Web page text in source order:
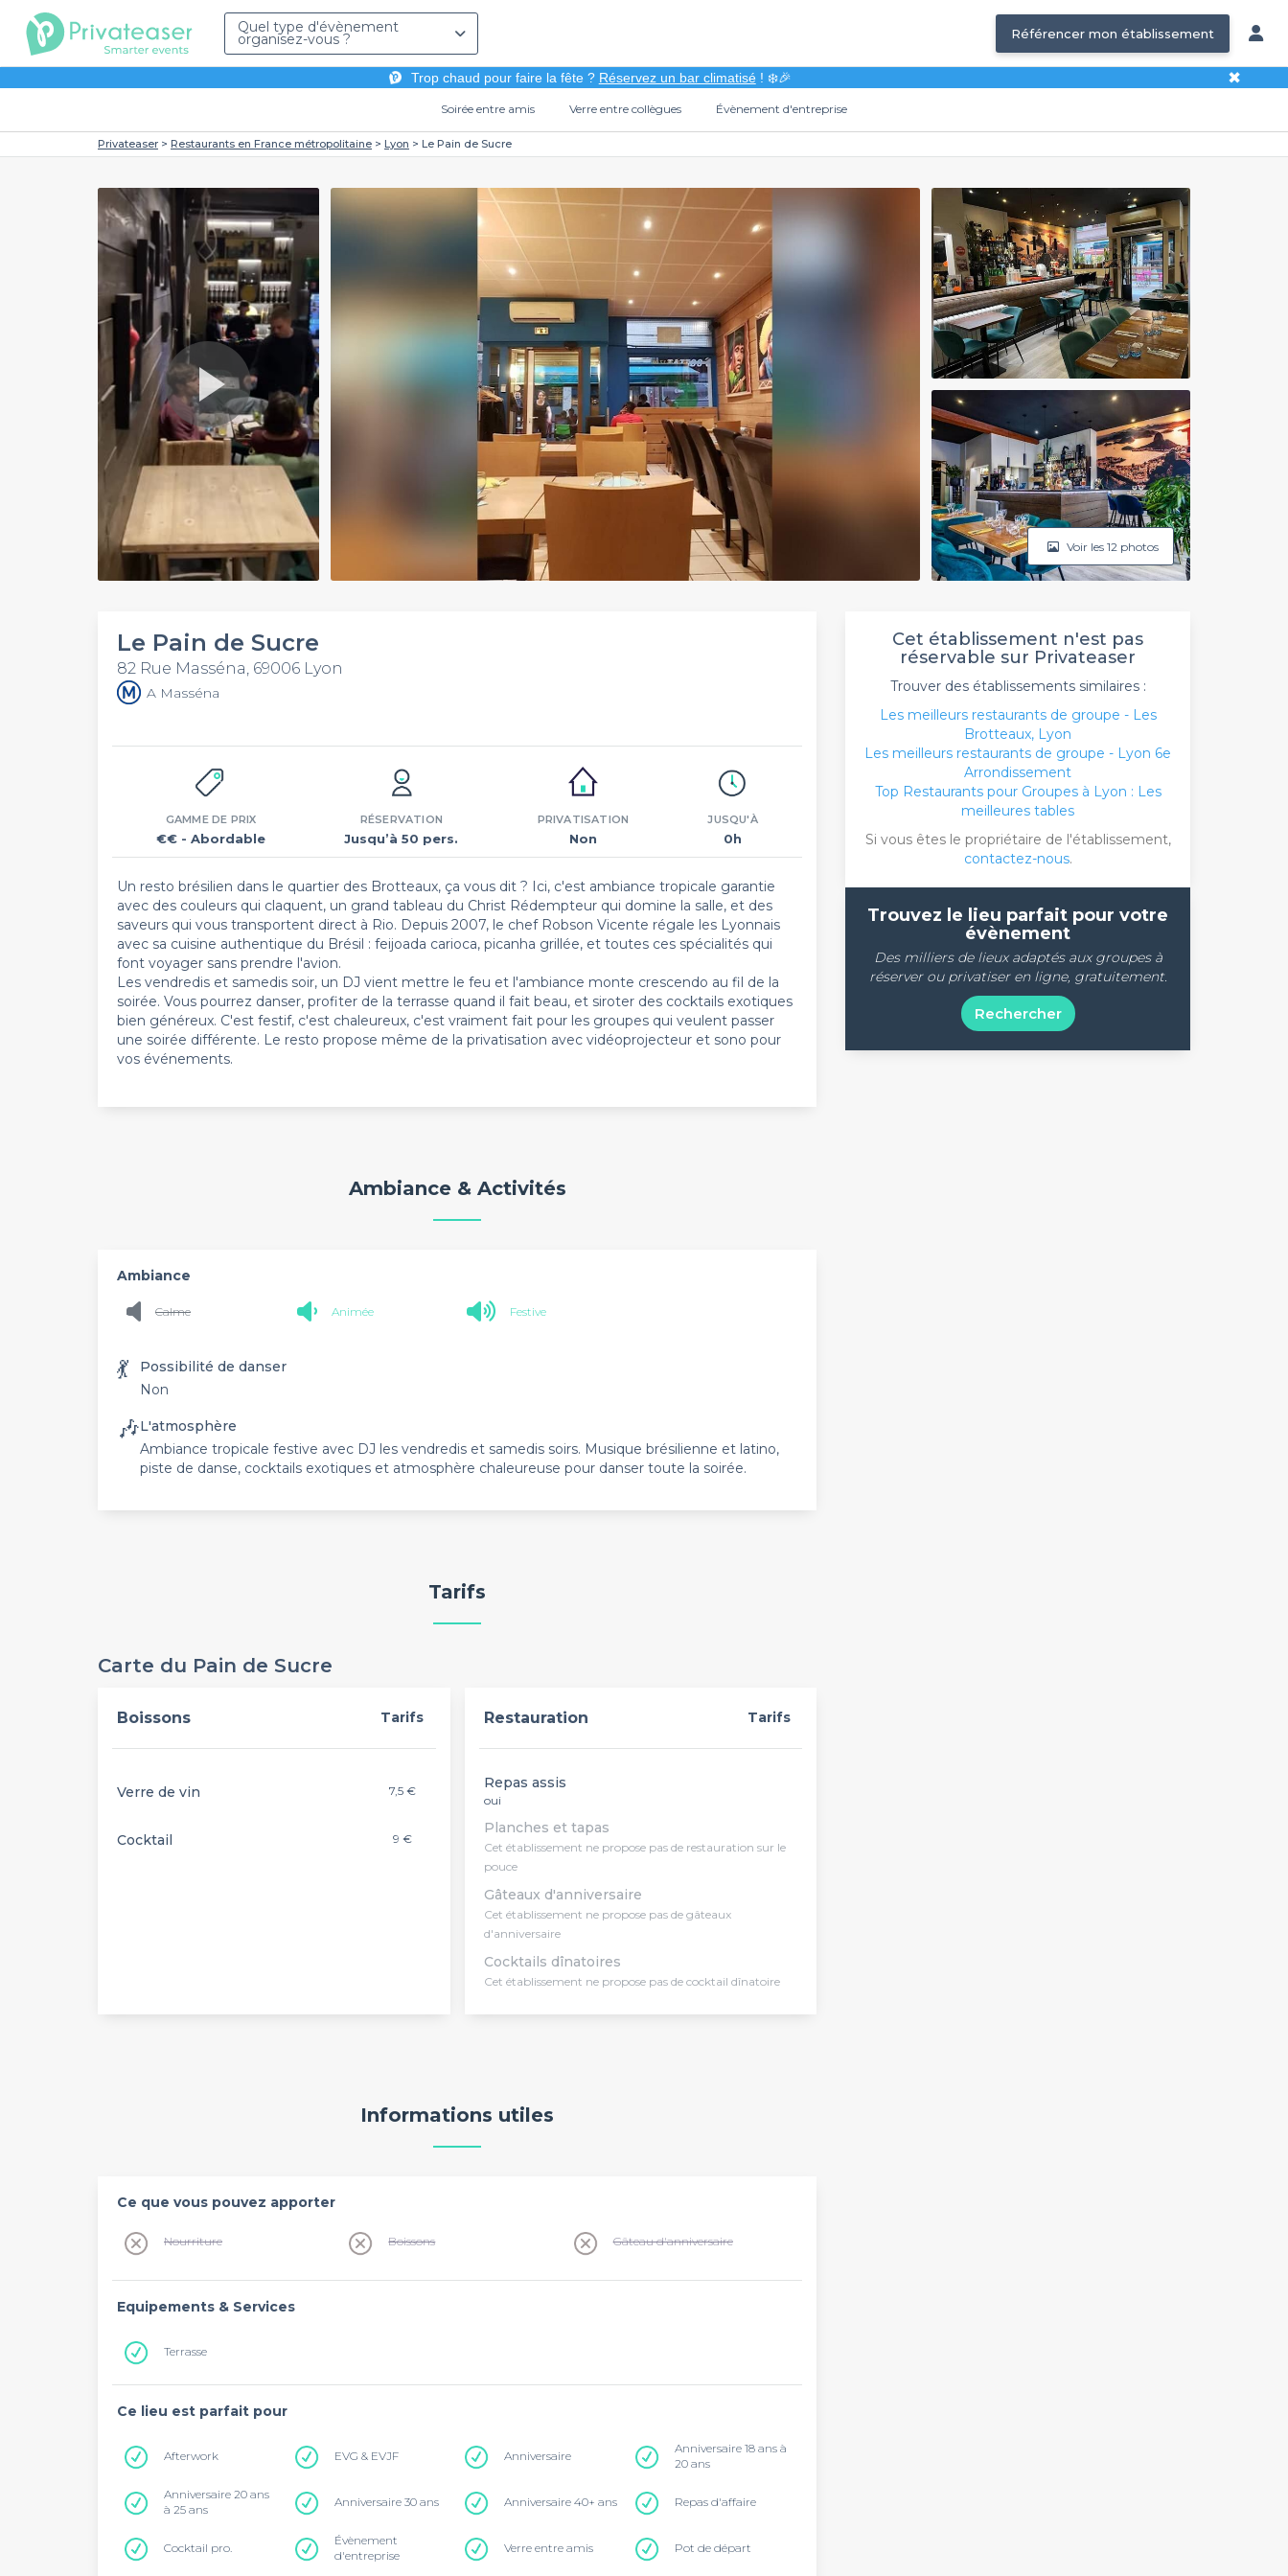
Quel type d'évènement
organisez-vous ? Référencer mon établissement
Trop chaud pour faire la fête ? Réservez un bar climatisé! ❄️🎉 ✖
Soirée entre amis Verre entre collègues Évènement d'entreprise
Privateaser Restaurants en France métropolitaine Lyon Le Pain de Sucre
Play
Video
Voir les 12 photos
Le Pain de Sucre
82 Rue Masséna, 69006 Lyon
A Masséna
GAMME DE PRIX
€€ - Abordable
RÉSERVATION
Jusqu’à 50 pers.
PRIVATISATION
Non
JUSQU'À
0h
Un resto brésilien dans le quartier des Brotteaux, ça vous dit ? Ici, c'est ambiance tropicale garantie
avec des couleurs qui claquent, un grand tableau du Christ Rédempteur qui domine la salle, et des
saveurs qui vous transportent direct à Rio. Depuis 2007, le chef Robson Vicente régale les Lyonnais
avec sa cuisine authentique du Brésil : feijoada carioca, picanha grillée, et toutes ces spécialités qui
font voyager sans prendre l'avion.
Les vendredis et samedis soir, un DJ vient mettre le feu et l'ambiance monte crescendo au fil de la
soirée. Vous pourrez danser, profiter de la terrasse quand il fait beau, et siroter des cocktails exotiques
bien généreux. C'est festif, c'est chaleureux, c'est vraiment fait pour les groupes qui veulent passer
une soirée différente. Le resto propose même de la privatisation avec vidéoprojecteur et sono pour
vos événements.
Ambiance & Activités
Ambiance
Calme Animée Festive
💃
Possibilité de danser
Non
🎶L'atmosphère
Ambiance tropicale festive avec DJ les vendredis et samedis soirs. Musique brésilienne et latino,
piste de danse, cocktails exotiques et atmosphère chaleureuse pour danser toute la soirée.
Tarifs
Carte du Pain de Sucre
Boissons Tarifs
Verre de vin 7,5 €
Cocktail 9 €
Restauration Tarifs
Repas assis
oui
Planches et tapas
Cet établissement ne propose pas de restauration sur le
pouce
Gâteaux d'anniversaire
Cet établissement ne propose pas de gâteaux
d'anniversaire
Cocktails dînatoires
Cet établissement ne propose pas de cocktail dînatoire
Informations utiles
Ce que vous pouvez apporter
Nourriture Boissons Gâteau d'anniversaire
Equipements & Services
Terrasse
Ce lieu est parfait pour
Afterwork EVG & EVJF Anniversaire
Anniversaire 18 ans à
20 ans
Anniversaire 20 ans
à 25 ans
Anniversaire 30 ans Anniversaire 40+ ans Repas d'affaire
Cocktail pro.
Évènement
d'entreprise
Verre entre amis Pot de départ
Cet établissement n'est pas
réservable sur Privateaser
Trouver des établissements similaires :
Les meilleurs restaurants de groupe - Les
Brotteaux, Lyon
Les meilleurs restaurants de groupe - Lyon 6e
Arrondissement
Top Restaurants pour Groupes à Lyon : Les
meilleures tables
Si vous êtes le propriétaire de l'établissement,
contactez-nous.
Trouvez le lieu parfait pour votre
évènement
Des milliers de lieux adaptés aux groupes à
réserver ou privatiser en ligne, gratuitement.
Rechercher